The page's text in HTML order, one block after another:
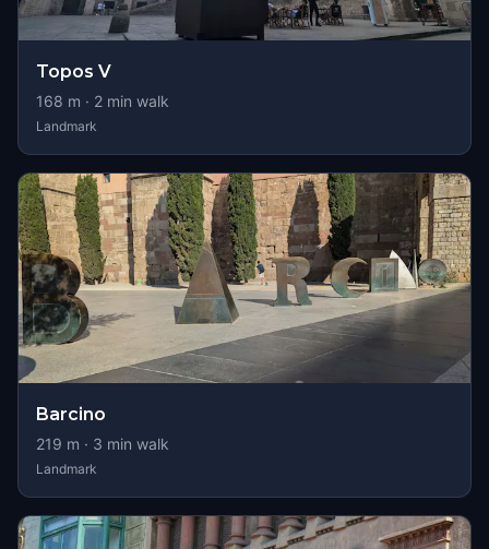
Topos V
168 m · 2 min walk
Landmark
Barcino
219 m · 3 min walk
Landmark